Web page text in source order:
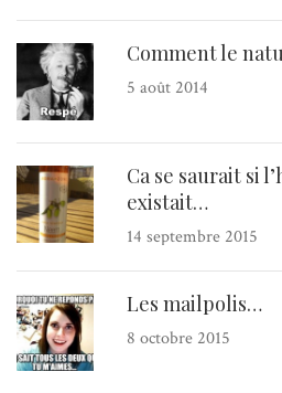
Comment le
5 août 2014
Ca se saurait si
existait…
14 septembre 2015
Les mailpolis…
8 octobre 2015